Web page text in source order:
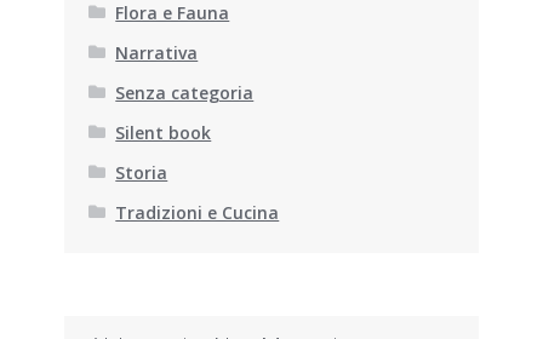
Flora e Fauna
Narrativa
Senza categoria
Silent book
Storia
Tradizioni e Cucina